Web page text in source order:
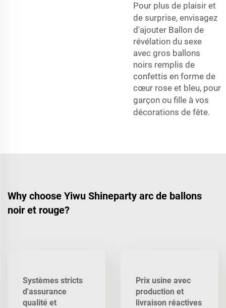
Pour plus de plaisir et
de surprise, envisagez
d'ajouter Ballon de
révélation du sexe
avec gros ballons
noirs remplis de
confettis en forme de
cœur rose et bleu, pour
garçon ou fille à vos
décorations de fête.
Why choose Yiwu Shineparty arc de ballons
noir et rouge?
Systèmes stricts
d'assurance
qualité et
Prix usine avec
production et
livraison réactives